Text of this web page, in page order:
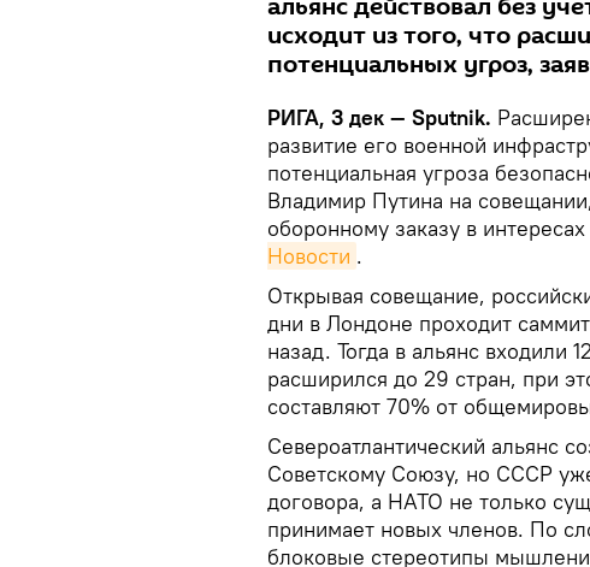
альянс действовал без
исходит из того, что
потенциальных угроз,
РИГА, 3 дек — Sputnik.
развитие его военной
потенциальная угроза
Владимир Путина на
оборонному заказу в
Новости .
Открывая совещание,
дни в Лондоне проходит
назад. Тогда в альянс входили
расширился до 29 стран, при
составляют 70% от
Североатлантический альянс
Советскому Союзу, но СССР
договора, а НАТО не только
принимает новых членов. По
блоковые стереотипы